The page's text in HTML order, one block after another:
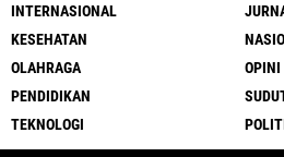
INTERNASIONAL
KESEHATAN
OLAHRAGA
OPINI
PENDIDIKAN
TEKNOLOGI